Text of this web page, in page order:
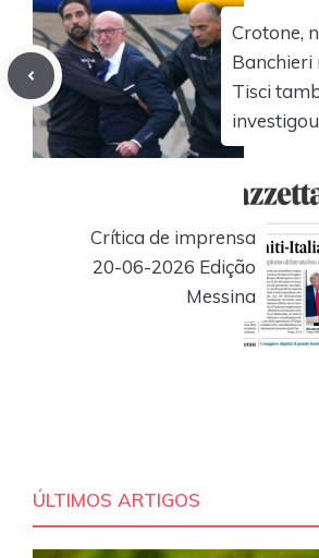
Crotone,
Banchieri
Tisci
investigou
Crítica de imprensa
20-06-2026 Edição
Messina
ÚLTIMOS ARTIGOS